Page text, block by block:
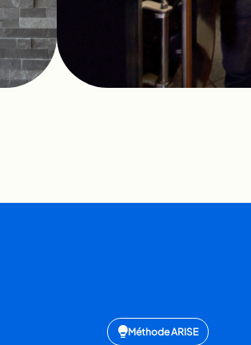
Méthode ARISE